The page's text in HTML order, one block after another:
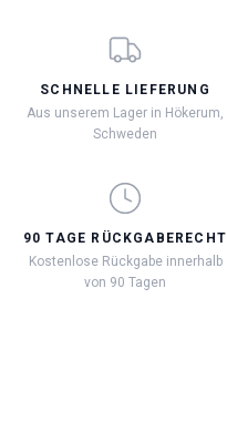
SCHNELLE LIEFERUNG
Aus unserem Lager in Hökerum,
Schweden
90 TAGE RÜCKGABERECHT
Kostenlose Rückgabe innerhalb
von 90 Tagen